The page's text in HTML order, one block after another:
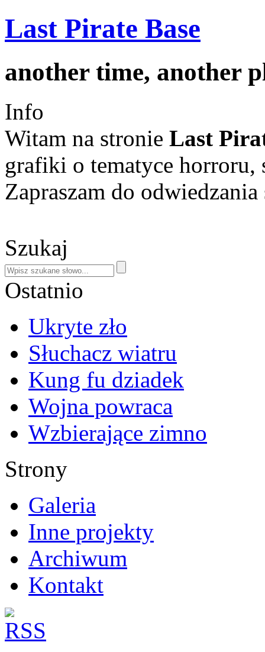
Last Pirate Base
another time, another
Info
Witam na stronie Last
grafiki o tematyce horroru,
Zapraszam do
Szukaj
Ostatnio
Ukryte zło
Słuchacz wiatru
Kung fu dziadek
Wojna powraca
Wzbierające zimno
Strony
Galeria
Inne projekty
Archiwum
Kontakt